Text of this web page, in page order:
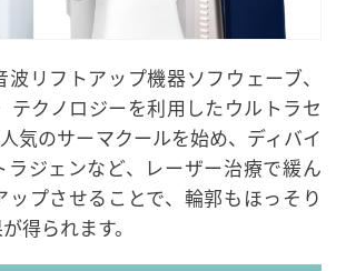
リフトアップ機器ソフウェーブ、
テクノロジーを利用したウルトラセ
気のサーマクールを始め、ディバイ
ラジェンなど、レーザー治療で緩ん
ップさせることで、輪郭もほっそり
得られます。